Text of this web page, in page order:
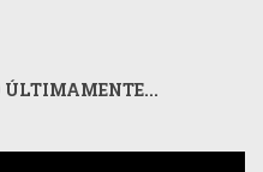
ÚLTIMAMENTE...